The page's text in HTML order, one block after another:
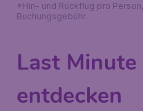
*Hin- und Rückflug pro
Buchungsgebühr.
Last Minute
entdecken